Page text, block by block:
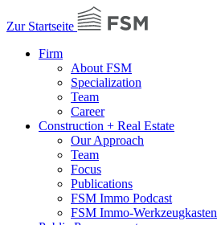
Zur Startseite
Firm
About FSM
Specialization
Team
Career
Construction + Real Estate
Our Approach
Team
Focus
Publications
FSM Immo Podcast
FSM Immo-Werkzeugkasten